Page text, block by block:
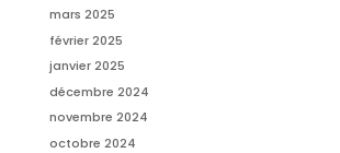
mars 2025
février 2025
janvier 2025
décembre 2024
novembre 2024
octobre 2024